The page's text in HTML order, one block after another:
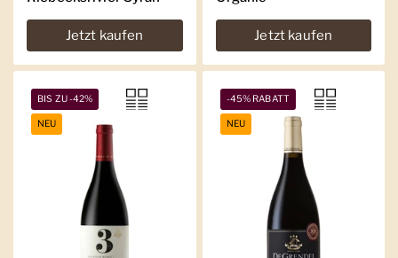
Jetzt kaufen Jetzt kaufen
BIS ZU -42%
NEU
-45% RABATT
NEU